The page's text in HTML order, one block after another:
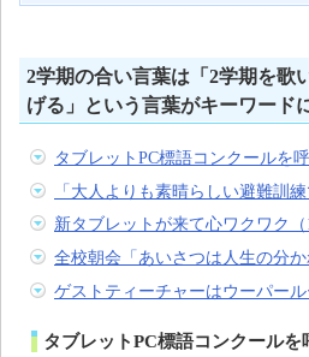
2学期の合い言葉は「2学期を歌
げる」という言葉がキーワード
タブレットPC標語コンクールを
「大人よりも素晴らしい避難訓
新タブレットが来て心ワクワク（
全校朝会「あいさつは人生の分か
ゲストティーチャーはウーパー
タブレットPC標語コンクールを